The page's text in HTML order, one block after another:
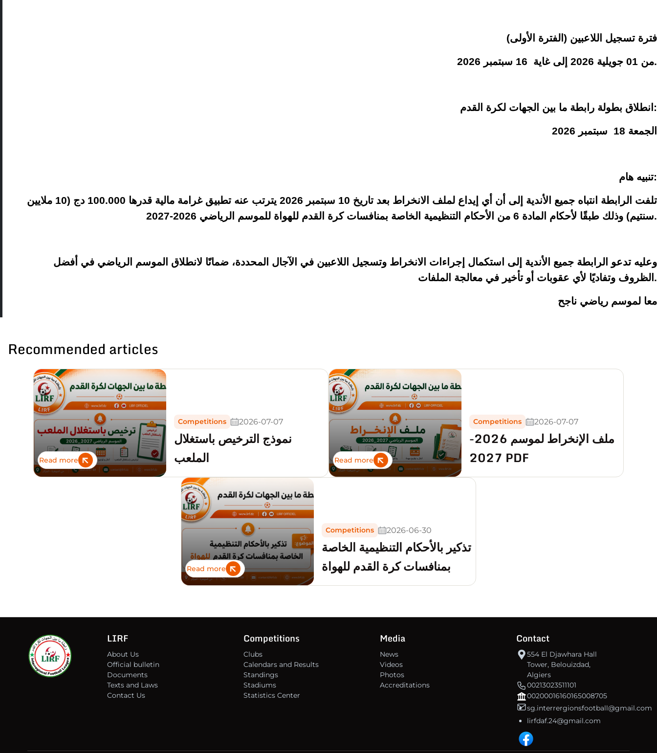
فترة تسجيل اللاعبين (الفترة الأولى)
من 01 جويلية 2026 إلى غاية 16 سبتمبر 2026.
انطلاق بطولة رابطة ما بين الجهات لكرة القدم:
الجمعة 18 سبتمبر 2026
تنبيه هام:
تلفت الرابطة انتباه جميع الأندية إلى أن أي إيداع لملف الانخراط بعد تاريخ 10 سبتمبر 2026 يترتب عنه تطبيق غرامة مالية قدرها 100.000 دج (10 ملايين
سنتيم) وذلك طبقًا لأحكام المادة 6 من الأحكام التنظيمية الخاصة بمنافسات كرة القدم للهواة للموسم الرياضي 2026-2027.
وعليه تدعو الرابطة جميع الأندية إلى استكمال إجراءات الانخراط وتسجيل اللاعبين في الآجال المحددة، ضمانًا لانطلاق الموسم الرياضي في أفضل
الظروف وتفاديًا لأي عقوبات أو تأخير في معالجة الملفات.
معا لموسم رياضي ناجح
Recommended articles
نموذج الترخيص باستغلال
الملعب
2026-07-07
Competitions
Read more
ملف الإنخراط لموسم 2026-
2027 PDF
2026-07-07
Competitions
Read more
تذكير بالأحكام التنظيمية الخاصة
بمنافسات كرة القدم للهواة
2026-06-30
Competitions
Read more
LIRF
About Us
Official bulletin
Documents
Texts and Laws
Contact Us
Competitions
Clubs
Calendars and Results
Standings
Stadiums
Statistics Center
Media
News
Videos
Photos
Accreditations
Contact
554 El Djawhara Hall
Tower, Belouizdad,
Algiers
00213023511101
00200016160165008705
sg.interrergionsfootball@gmail.com
lirfdaf.24@gmail.com